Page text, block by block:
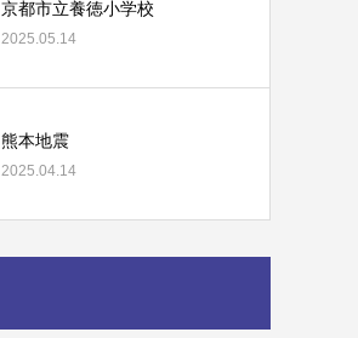
京都市立養徳小学校
2025.05.14
熊本地震
2025.04.14